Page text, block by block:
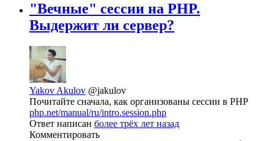
"Вечные" сессии на PHP.
Выдержит ли сервер?
Yakov Akulov @jakulov
Почитайте сначала, как организованы сессии в PHP
php.net/manual/ru/intro.session.php
Ответ написан более трёх лет назад
Комментировать